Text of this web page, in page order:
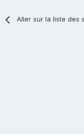
Aller sur la liste des